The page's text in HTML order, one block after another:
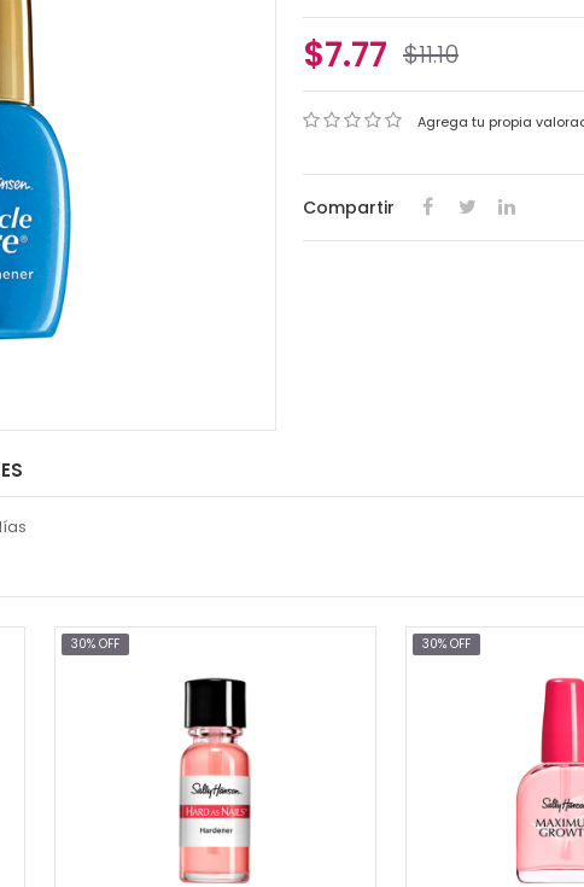
$7.77 $11.10
Agrega tu propia
Compartir